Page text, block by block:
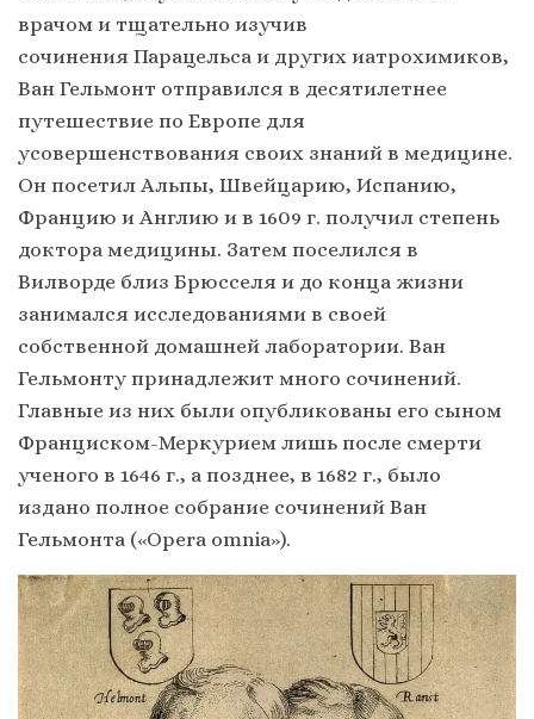
врачом и тщательно изучив
сочинения Парацельса и других иатрохимиков,
Ван Гельмонт отправился в десятилетнее
путешествие по Европе для
усовершенствования своих знаний в медицине.
Он посетил Альпы, Швейцарию, Испанию,
Францию и Англию и в 1609 г. получил степень
доктора медицины. Затем поселился в
Вилворде близ Брюсселя и до конца жизни
занимался исследованиями в своей
собственной домашней лаборатории. Ван
Гельмонту принадлежит много сочинений.
Главные из них были опубликованы его сыном
Франциском-Меркурием лишь после смерти
ученого в 1646 г., а позднее, в 1682 г., было
издано полное собрание сочинений Ван
Гельмонта («Opera omnia»).